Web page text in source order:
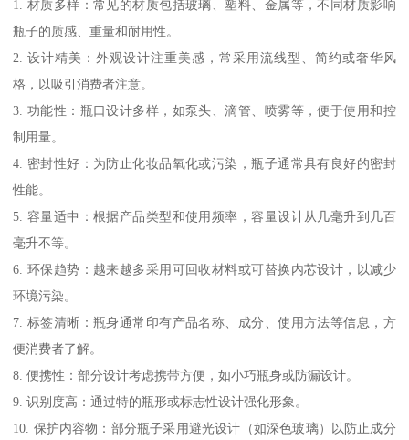
1. 材质多样：常见的材质包括玻璃、塑料、金属等，不同材质影响
瓶子的质感、重量和耐用性。
2. 设计精美：外观设计注重美感，常采用流线型、简约或奢华风
格，以吸引消费者注意。
3. 功能性：瓶口设计多样，如泵头、滴管、喷雾等，便于使用和控
制用量。
4. 密封性好：为防止化妆品氧化或污染，瓶子通常具有良好的密封
性能。
5. 容量适中：根据产品类型和使用频率，容量设计从几毫升到几百
毫升不等。
6. 环保趋势：越来越多采用可回收材料或可替换内芯设计，以减少
环境污染。
7. 标签清晰：瓶身通常印有产品名称、成分、使用方法等信息，方
便消费者了解。
8. 便携性：部分设计考虑携带方便，如小巧瓶身或防漏设计。
9. 识别度高：通过特的瓶形或标志性设计强化形象。
10. 保护内容物：部分瓶子采用避光设计（如深色玻璃）以防止成分